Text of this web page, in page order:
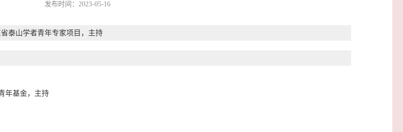
发布时间：2023-05-16
泰山学者青年专家项目，主持
年基金，主持